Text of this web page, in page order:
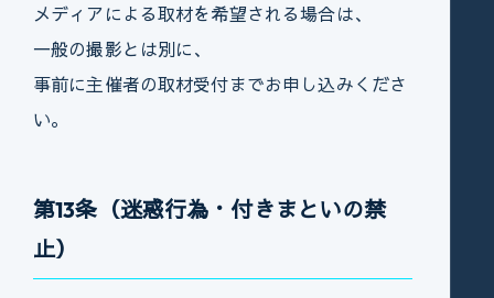
メディアによる取材を希望される場合は、
一般の撮影とは別に、
事前に主催者の取材受付までお申し込みくださ
い。
第13条（迷惑行為・付きまといの禁
止）